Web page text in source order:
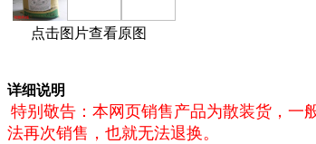
点击图片查看原图
详细说明
特别敬告：本网页销售产品为散装货，一
法再次销售，也就无法退换。